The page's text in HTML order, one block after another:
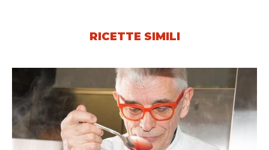
RICETTE SIMILI